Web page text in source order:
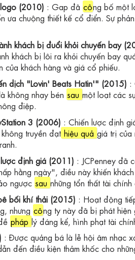
(2010) : Gap đã công bố một
ưa chuộng thiết kế cổ điển. Sự
khách bị đuổi khỏi chuyến bay
khách bị lôi ra khỏi chuyến bay
của khách hàng và giá cổ phiếu.
dịch "Lovin' Beats Hatin'" (2015) :
không nhạy bén sau một loạt các
điệp.
3 (2006) : Chiến lược định
truyền đạt hiệu quả giá trị của
lược định giá (2011) : JCPenney đã
hằng ngày", điều này khiến
ngược sau những tổn thất tài chính
bối khí thải (2015) : Hoạt động
nhưng công ty này đã bị phát hiện
pháp lý đáng kể, hình phạt tài
: Được quảng bá là lễ hội âm nhạc
đến điều kiện thảm khốc cho